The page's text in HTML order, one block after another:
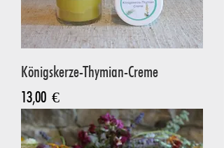
Königskerze-Thymian-Creme
Preis
13,00 €